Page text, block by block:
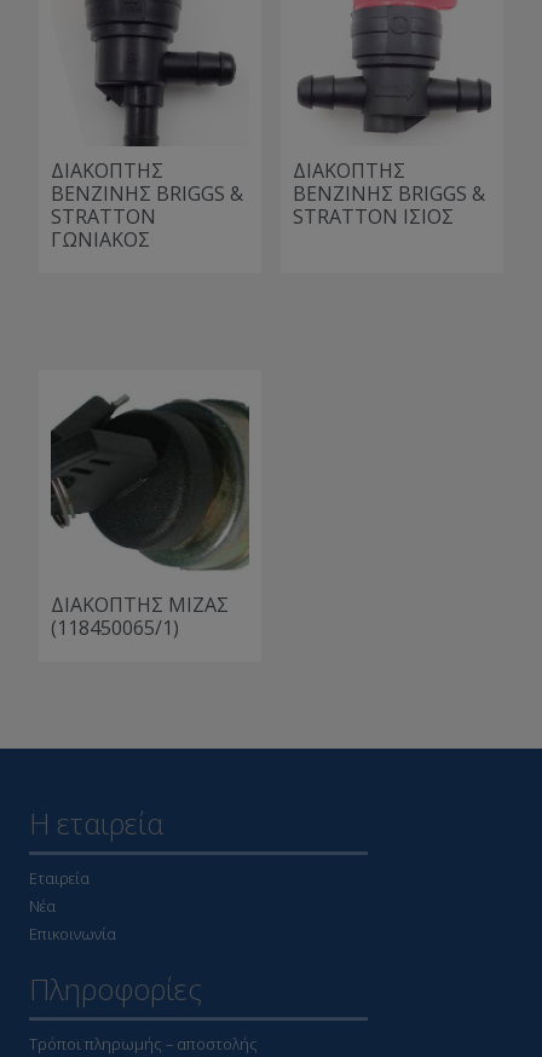
ΔΙΑΚΟΠΤΗΣ
ΒΕΝΖΙΝΗΣ BRIGGS &
STRATTON
ΓΩΝΙΑΚΟΣ
ΔΙΑΚΟΠΤΗΣ
ΒΕΝΖΙΝΗΣ BRIGGS &
STRATTON ΙΣΙΟΣ
ΔΙΑΚΟΠΤΗΣ ΜΙΖΑΣ
(118450065/1)
Η εταιρεία
Εταιρεία
Νέα
Επικοινωνία
Πληροφορίες
Τρόποι πληρωμής – αποστολής